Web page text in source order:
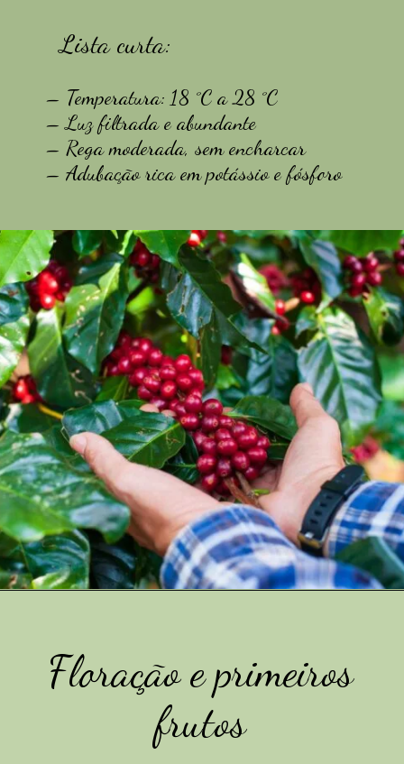
Lista curta:
– Temperatura: 18 °C a 28 °C
– Luz filtrada e abundante
– Rega moderada, sem encharcar
– Adubação rica em potássio e fósforo
Floração e primeiros
frutos